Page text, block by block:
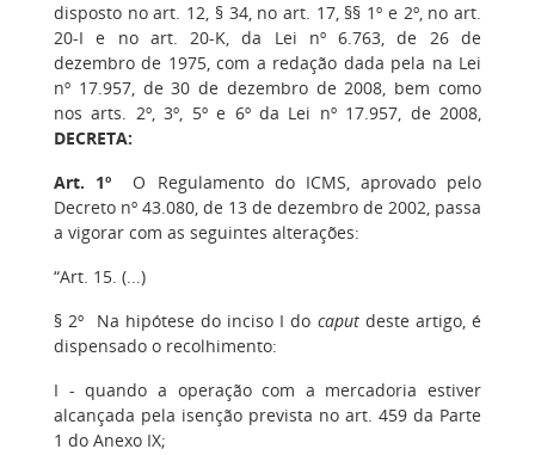
disposto no art. 12, § 34, no art. 17, §§ 1º e 2º, no art.
20-I e no art. 20-K, da Lei nº 6.763, de 26 de
dezembro de 1975, com a redação dada pela na Lei
nº 17.957, de 30 de dezembro de 2008, bem como
nos arts. 2º, 3º, 5º e 6º da Lei nº 17.957, de 2008,
DECRETA:
Art. 1º
O Regulamento do ICMS, aprovado pelo
Decreto nº 43.080, de 13 de dezembro de 2002, passa
a vigorar com as seguintes alterações:
“Art. 15. (...)
§ 2º Na hipótese do inciso I do caputdeste artigo, é
dispensado o recolhimento:
I - quando a operação com a mercadoria estiver
alcançada pela isenção prevista no art. 459 da Parte
1 do Anexo IX;